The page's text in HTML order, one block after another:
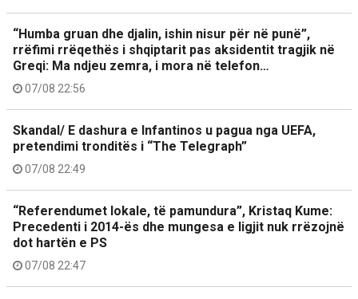
“Humba gruan dhe djalin, ishin nisur për në punë”,
rrëfimi rrëqethës i shqiptarit pas aksidentit tragjik në
Greqi: Ma ndjeu zemra, i mora në telefon…
07/08 22:56
Skandal/ E dashura e Infantinos u pagua nga UEFA,
pretendimi tronditës i “The Telegraph”
07/08 22:49
“Referendumet lokale, të pamundura”, Kristaq Kume:
Precedenti i 2014-ës dhe mungesa e ligjit nuk rrëzojnë
dot hartën e PS
07/08 22:47